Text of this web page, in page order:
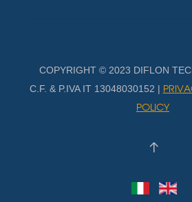
COPYRIGHT © 2023 DIFLON
C.F. & P.IVA IT 13048030152 |
POLICY